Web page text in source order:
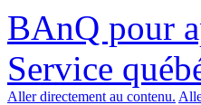
BAnQ pour
Service
Aller directement au contenu.